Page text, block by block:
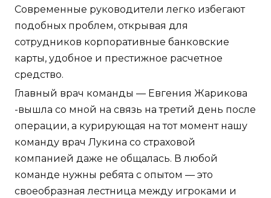
Современные руководители легко избегают
подобных проблем, открывая для
сотрудников корпоративные банковские
карты, удобное и престижное расчетное
средство.
Главный врач команды — Евгения Жарикова
-вышла со мной на связь на третий день после
операции, а курирующая на тот момент нашу
команду врач Лукина со страховой
компанией даже не общалась. В любой
команде нужны ребята с опытом — это
своеобразная лестница между игроками и